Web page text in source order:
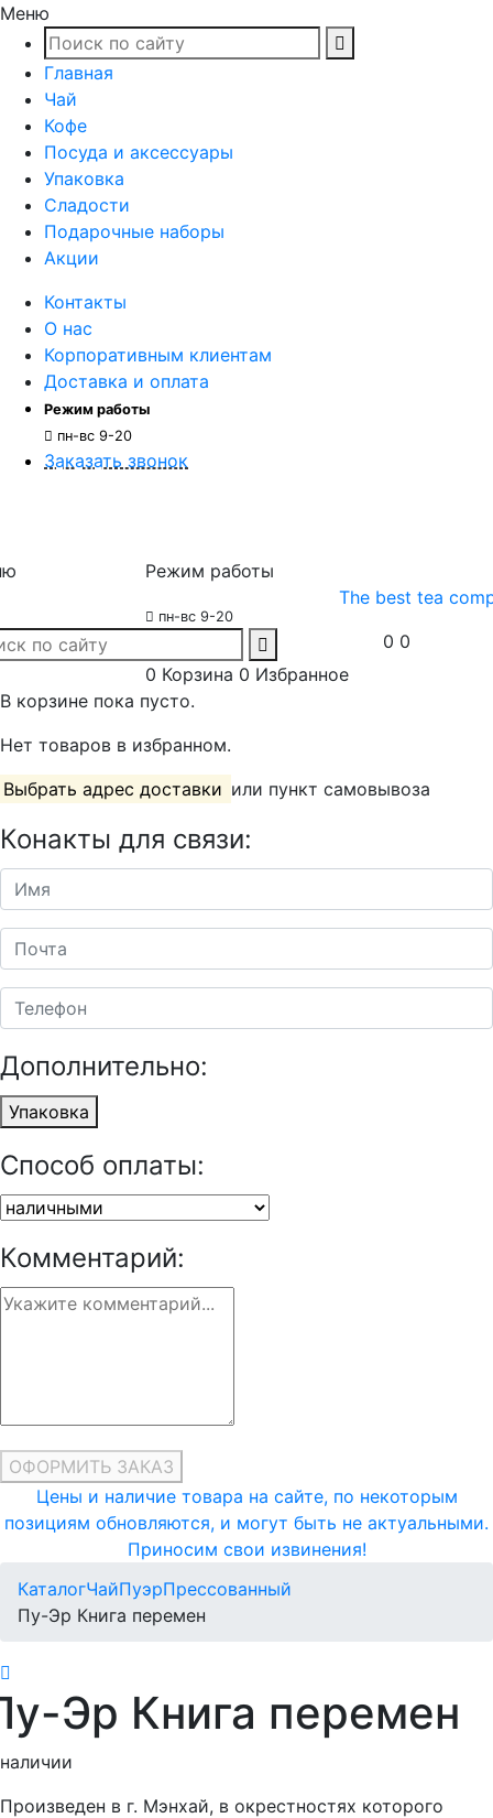
Меню
Главная
Чай
Кофе
Посуда и аксессуары
Упаковка
Сладости
Подарочные наборы
Акции
Контакты
О нас
Корпоративным клиентам
Доставка и оплата
Режим работы
пн-вс 9-20
Заказать звонок
Режим работы
пн-вс 9-20
The best tea
0 0
0 Корзина 0 Избранное
В корзине пока пусто.
Нет товаров в избранном.
Выбрать адрес доставки или пункт самовывоза
Конакты для связи:
Дополнительно:
Упаковка
Способ оплаты:
Комментарий:
ОФОРМИТЬ ЗАКАЗ
Цены и наличие товара на сайте, по некоторым
позициям обновляются, и могут быть не актуальными.
Приносим свои извинения!
КаталогЧайПуэрПрессованный
Пу-Эр Книга перемен
Эр Книга перемен
Произведен в г. Мэнхай, в окрестностях которого